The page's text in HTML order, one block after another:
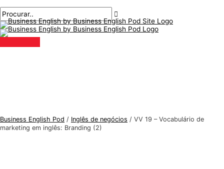
para
o
conteúdo
principal
Business English Pod / Inglês de negócios / VV 19 – Vocabulário de
marketing em inglês: Branding (2)
navegação
aqui..
mail*
T
ó
p
i
i
P
r
o
c